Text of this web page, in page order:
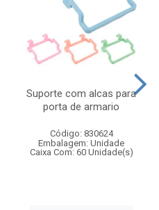
Suporte com alcas para
porta de armario
Código: 830624
Embalagem: Unidade
Caixa Com: 60 Unidade(s)